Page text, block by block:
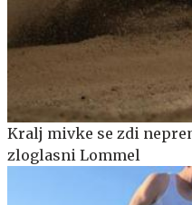
Kralj mivke se zdi
zloglasni Lommel